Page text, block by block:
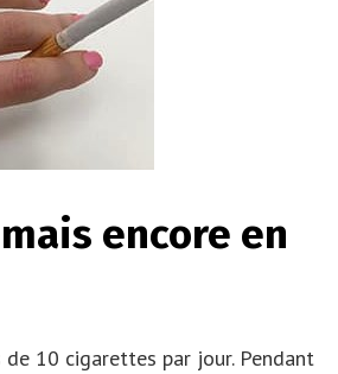
encore en
10 cigarettes par jour. Pendant